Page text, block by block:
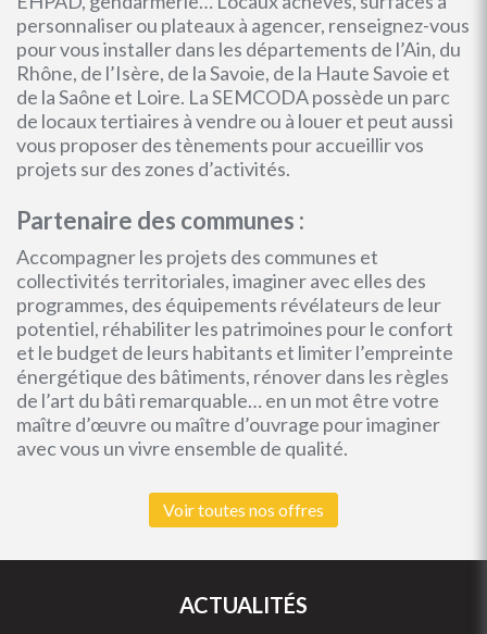
personnaliser ou plateaux à agencer, renseignez-vous
pour vous installer dans les départements de l’Ain, du
Rhône, de l’Isère, de la Savoie, de la Haute Savoie et
de la Saône et Loire. La SEMCODA possède un parc
de locaux tertiaires à vendre ou à louer et peut aussi
vous proposer des tènements pour accueillir vos
projets sur des zones d’activités.
Partenaire des communes :
Accompagner les projets des communes et
collectivités territoriales, imaginer avec elles des
programmes, des équipements révélateurs de leur
potentiel, réhabiliter les patrimoines pour le confort
et le budget de leurs habitants et limiter l’empreinte
énergétique des bâtiments, rénover dans les règles
de l’art du bâti remarquable… en un mot être votre
maître d’œuvre ou maître d’ouvrage pour imaginer
avec vous un vivre ensemble de qualité.
Voir toutes nos offres
ACTUALITÉS